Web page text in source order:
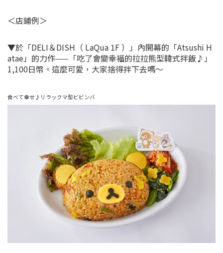
＜店鋪例＞
▼於「DELI＆DISH（ LaQua 1F ）」內開幕的「Atsushi H
atae」的力作——「吃了會變幸福的拉拉熊型韓式拌飯♪」
1,100日幣。這麼可愛，大家捨得拌下去嗎～
食べて幸せ♪リラックマ型ビビンバ